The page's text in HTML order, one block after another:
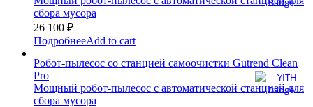
сбора мусора
26 100 ₽
ПодробнееAdd to cart
Робот-пылесос со станцией самоочистки Gutrend Clean
Pro
Мощный робот-пылесос c автоматической станцией для
сбора мусора